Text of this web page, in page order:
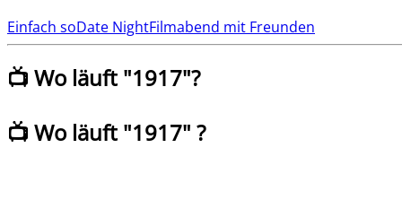
Einfach soDate NightFilmabend mit Freunden
📺 Wo läuft "1917"?
📺 Wo läuft "1917" ?